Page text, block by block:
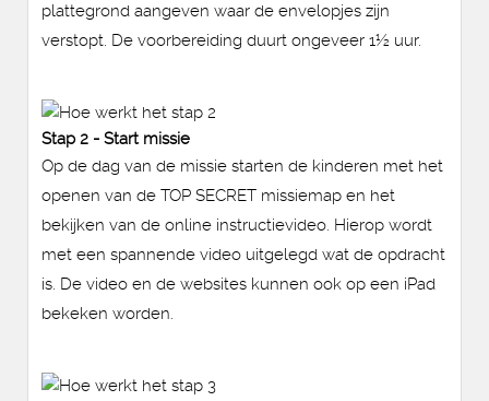
plattegrond aangeven waar de envelopjes zijn
verstopt. De voorbereiding duurt ongeveer 1½ uur.
Stap 2 - Start missie
Op de dag van de missie starten de kinderen met het
openen van de TOP SECRET missiemap en het
bekijken van de online instructievideo. Hierop wordt
met een spannende video uitgelegd wat de opdracht
is. De video en de websites kunnen ook op een iPad
bekeken worden.